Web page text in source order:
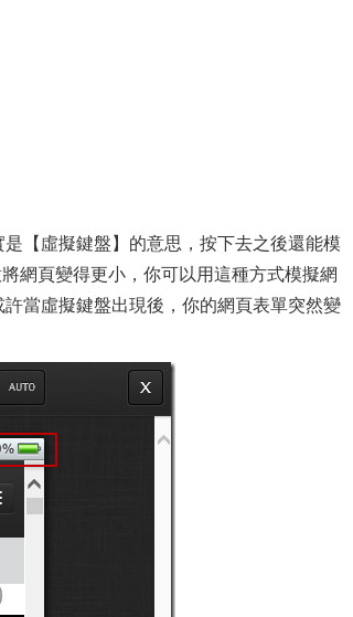
【虛擬鍵盤】的意思，按下去之後還能模
網頁變得更小，你可以用這種方式模擬網
當虛擬鍵盤出現後，你的網頁表單突然變